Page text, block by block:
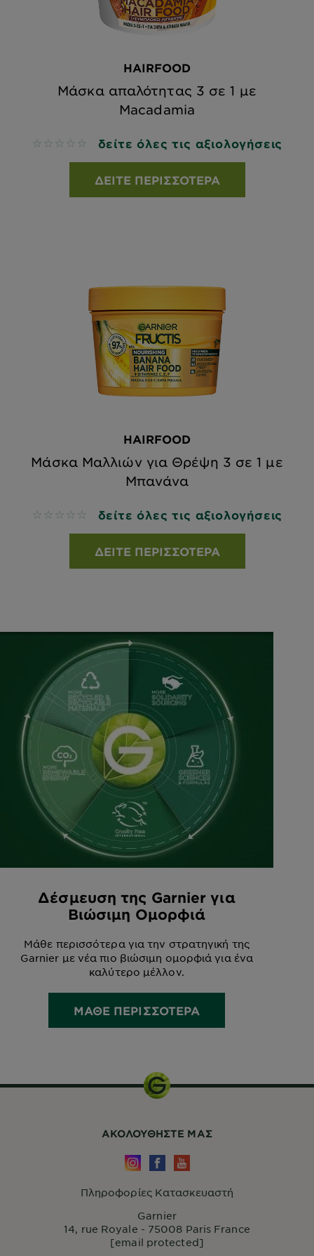
HAIRFOOD
Μάσκα απαλότητας 3 σε 1 με
Macadamia
No reviews δείτε όλες τις αξιολογήσεις
ΔΕΊΤΕ ΠΕΡΙΣΣΌΤΕΡΑ
HAIRFOOD
Μάσκα Μαλλιών για Θρέψη 3 σε 1 με
Μπανάνα
No reviews δείτε όλες τις αξιολογήσεις
ΔΕΊΤΕ ΠΕΡΙΣΣΌΤΕΡΑ
Δέσμευση της Garnier για
Βιώσιμη Ομορφιά
Μάθε περισσότερα για την στρατηγική της
Garnier με νέα πιο βιώσιμη ομορφιά για ένα
καλύτερο μέλλον.
ΜΑΘΕ ΠΕΡΙΣΣΟΤΕΡΑ
ΑΚΟΛΟΥΘHΣΤΕ ΜΑΣ
Πληροφορίες Κατασκευαστή
Garnier
14, rue Royale - 75008 Paris France
[email protected]